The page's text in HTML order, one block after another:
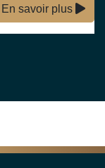
En savoir plus